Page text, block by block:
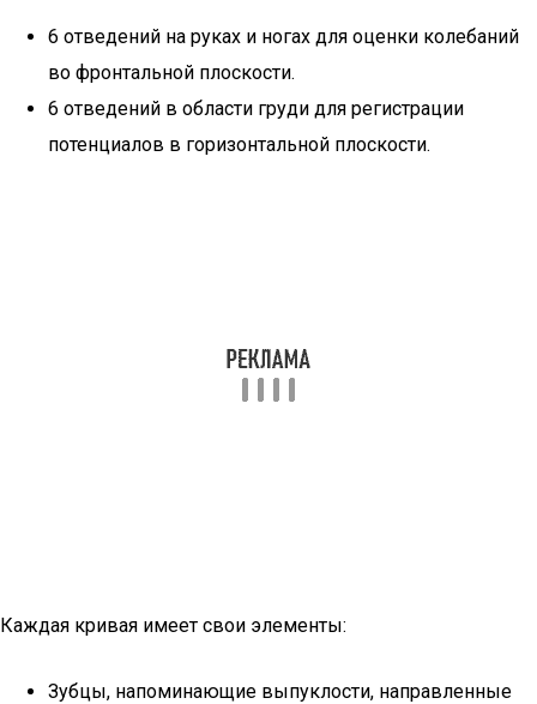
6 отведений на руках и ногах для оценки колебаний
во фронтальной плоскости.
6 отведений в области груди для регистрации
потенциалов в горизонтальной плоскости.
Каждая кривая имеет свои элементы:
Зубцы, напоминающие выпуклости, направленные